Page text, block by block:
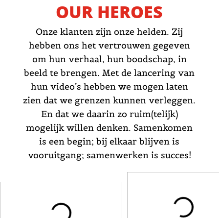
OUR HEROES
Onze klanten zijn onze helden. Zij
hebben ons het vertrouwen gegeven
om hun verhaal, hun boodschap, in
beeld te brengen. Met de lancering van
hun video’s hebben we mogen laten
zien dat we grenzen kunnen verleggen.
En dat we daarin zo ruim(telijk)
mogelijk willen denken. Samenkomen
is een begin; bij elkaar blijven is
vooruitgang; samenwerken is succes!